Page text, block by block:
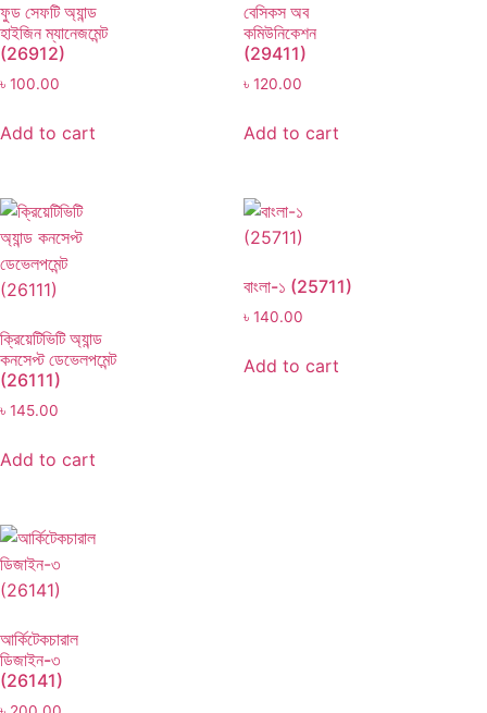
ফুড সেফটি অ্যান্ড
হাইজিন ম্যানেজমেন্ট
(26912)
৳ 100.00
Add to cart
বেসিকস অব
কমিউনিকেশন
(29411)
৳ 120.00
Add to cart
ক্রিয়েটিভিটি অ্যান্ড
কনসেপ্ট ডেভেলপমেন্ট
(26111)
৳ 145.00
Add to cart
বাংলা-১ (25711)
৳ 140.00
Add to cart
আর্কিটেকচারাল
ডিজাইন-৩
(26141)